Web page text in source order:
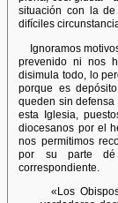
situación con la
difíciles
Ignoramos
prevenido ni nos
disimula todo, lo
porque es
queden sin
esta Iglesia,
diocesanos por el
nos permitimos
por su parte dé
correspondiente.
«Los